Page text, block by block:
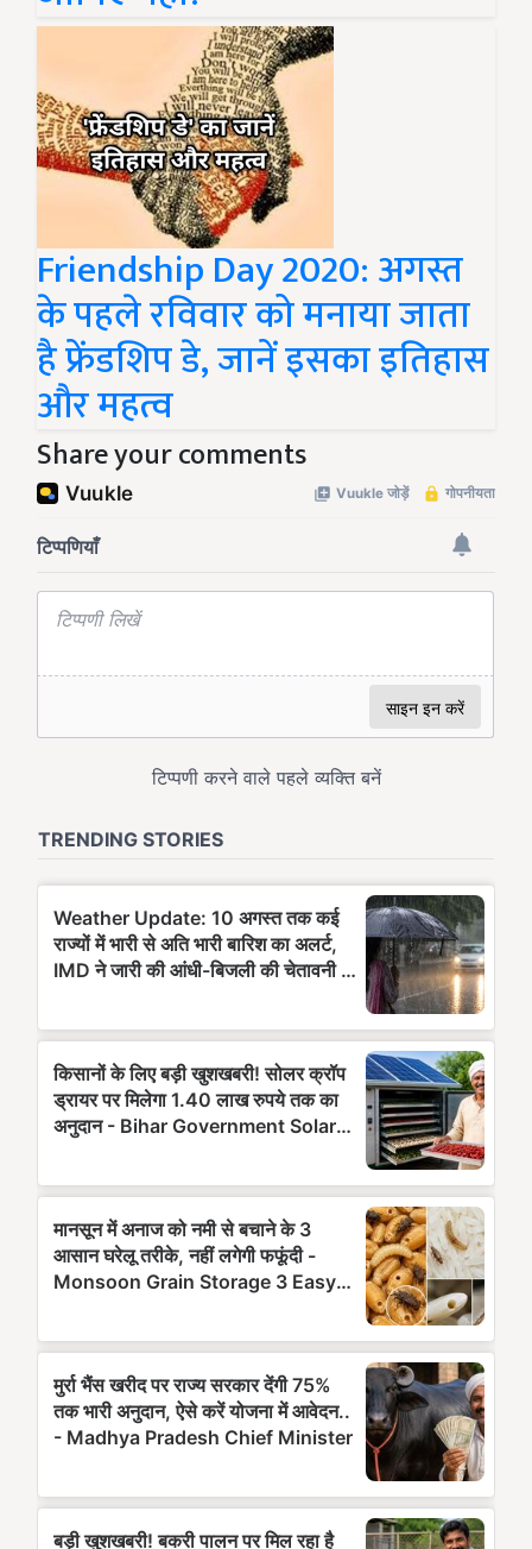
Friendship Day 2020: अगस्त
के पहले रविवार को मनाया जाता
है फ्रेंडशिप डे, जानें इसका इतिहास
और महत्व
Share your comments